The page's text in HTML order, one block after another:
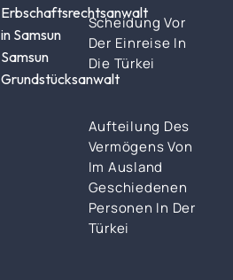
Erbschaftsrechtsanwalt
in Samsun
Samsun
Grundstücksanwalt
Scheidung Vor
Der Einreise In
Die Türkei
Aufteilung Des
Vermögens Von
Im Ausland
Geschiedenen
Personen In Der
Türkei